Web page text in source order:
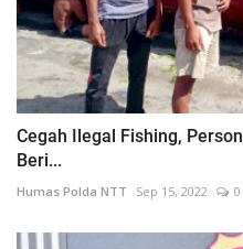
Cegah Ilegal Fishing,
Beri...
Humas Polda NTT Sep 15, 2022 0